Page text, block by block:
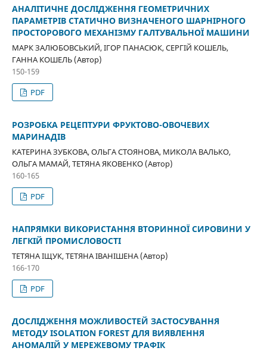
АНАЛІТИЧНЕ ДОСЛІДЖЕННЯ ГЕОМЕТРИЧНИХ
ПАРАМЕТРІВ СТАТИЧНО ВИЗНАЧЕНОГО ШАРНІРНОГО
ПРОСТОРОВОГО МЕХАНІЗМУ ГАЛТУВАЛЬНОЇ МАШИНИ
МАРК ЗАЛЮБОВСЬКИЙ, ІГОР ПАНАСЮК, СЕРГІЙ КОШЕЛЬ,
ГАННА КОШЕЛЬ (Автор)
150-159
PDF
РОЗРОБКА РЕЦЕПТУРИ ФРУКТОВО-ОВОЧЕВИХ
МАРИНАДІВ
КАТЕРИНА ЗУБКОВА, ОЛЬГА СТОЯНОВА, МИКОЛА ВАЛЬКО,
ОЛЬГА МАМАЙ, ТЕТЯНА ЯКОВЕНКО (Автор)
160-165
PDF
НАПРЯМКИ ВИКОРИСТАННЯ ВТОРИННОЇ СИРОВИНИ У
ЛЕГКІЙ ПРОМИСЛОВОСТІ
ТЕТЯНА ІЩУК, ТЕТЯНА ІВАНІШЕНА (Автор)
166-170
PDF
ДОСЛІДЖЕННЯ МОЖЛИВОСТЕЙ ЗАСТОСУВАННЯ
МЕТОДУ ISOLATION FOREST ДЛЯ ВИЯВЛЕННЯ
АНОМАЛІЙ У МЕРЕЖЕВОМУ ТРАФІК